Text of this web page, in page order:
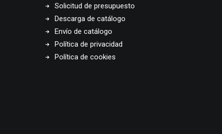
Solicitud de presupuesto
Descarga de catálogo
Envío de catálogo
Política de privacidad
Política de cookies